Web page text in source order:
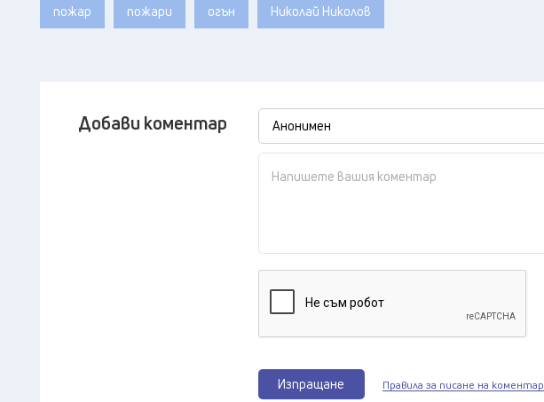
пожар пожари огън Николай Николов
Добави коментар
Изпращане Правила за писане на коментар